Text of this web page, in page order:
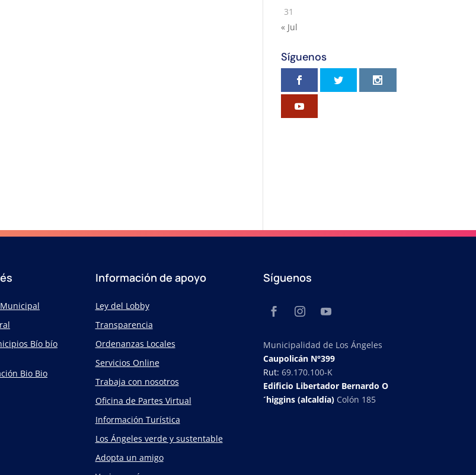
31
« Jul
Síguenos
Bío bío
Bio Bio
Información de apoyo
Ley del Lobby
Transparencia
Ordenanzas Locales
Servicios Online
Trabaja con nosotros
Oficina de Partes Virtual
Información Turística
Los Ángeles verde y sustentable
Adopta un amigo
Síguenos
Municipalidad de Los Ángeles
Caupolicán N°399
Rut:69.170.100-K
Edificio Libertador Bernardo O
´higgins (alcaldía) Colón 185